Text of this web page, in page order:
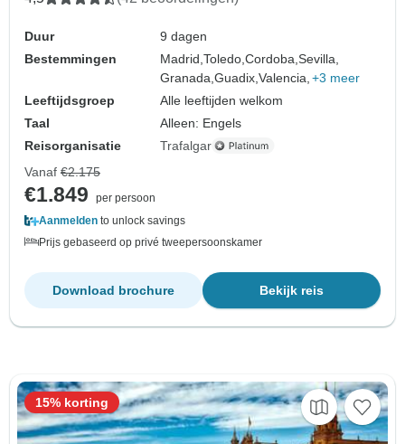
Duur
9 dagen
Bestemmingen
Madrid,Toledo,Cordoba,Sevilla,
Granada,Guadix,Valencia, +3 meer
Leeftijdsgroep
Alle leeftijden welkom
Taal
Alleen: Engels
Reisorganisatie
Trafalgar
Vanaf €2.175
€1.849
per persoon
Aanmelden to unlock savings
Prijs gebaseerd op privé tweepersoonskamer
Bekijk reis
Download brochure
15% korting